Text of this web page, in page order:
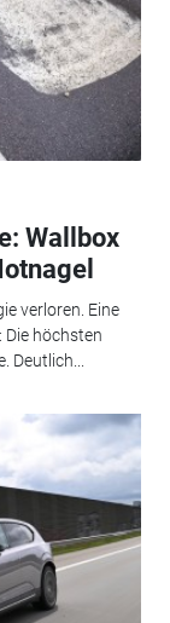
Wallbox
verloren. Eine
Die höchsten
Deutlich...